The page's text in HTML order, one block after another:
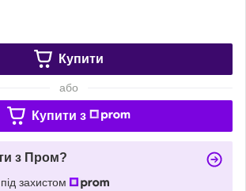
Купити
або
Купити з
з Пром?
захистом